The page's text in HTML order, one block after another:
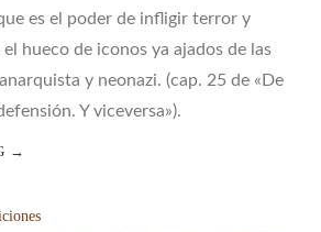
es el poder de infligir terror y
hueco de iconos ya ajados de las
y neonazi. (cap. 25 de «De
Y viceversa»).
→